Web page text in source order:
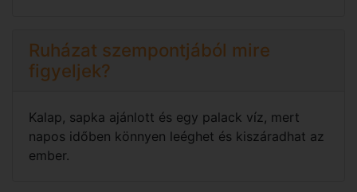
Ruházat szempontjából mire
figyeljek?
Kalap, sapka ajánlott és egy palack víz, mert
napos időben könnyen leéghet és kiszáradhat az
ember.